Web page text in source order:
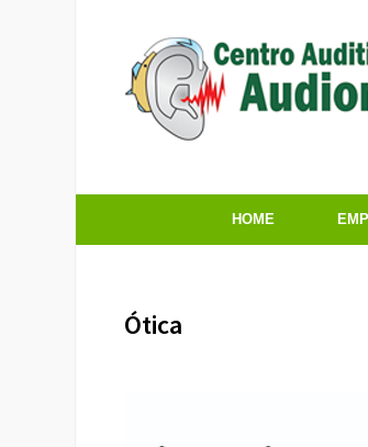
HOME
Ótica